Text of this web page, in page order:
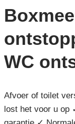
WC
Afvoer of toilet
lost het voor u op